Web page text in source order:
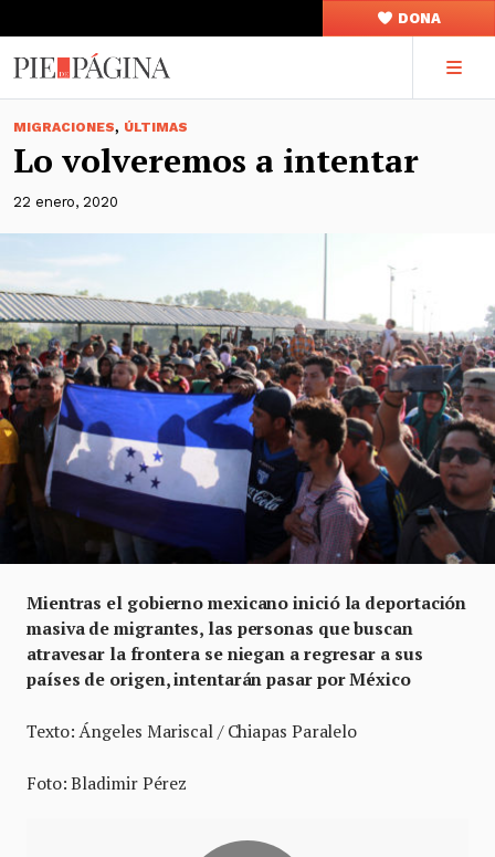
DONA
MIGRACIONES, ÚLTIMAS
Lo volveremos a intentar
22 enero, 2020
Mientras el gobierno mexicano inició la deportación
masiva de migrantes, las personas que buscan
atravesar la frontera se niegan a regresar a sus
países de origen, intentarán pasar por México
Texto: Ángeles Mariscal / Chiapas Paralelo
Foto: Bladimir Pérez